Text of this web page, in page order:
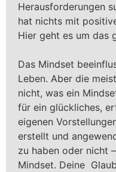
Herausforderungen
hat nichts mit
Hier geht es um das
Das Mindset
Leben. Aber die
nicht, was ein
für ein glückliches,
eigenen
erstellt und
zu haben oder nicht
Mindset. Deine